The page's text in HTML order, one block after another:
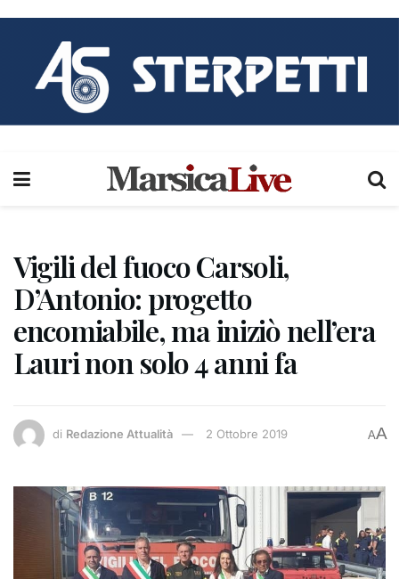
Vigili del fuoco Carsoli,
D’Antonio: progetto
encomiabile, ma iniziò nell’era
Lauri non solo 4 anni fa
di Redazione Attualità 2 Ottobre 2019 AA